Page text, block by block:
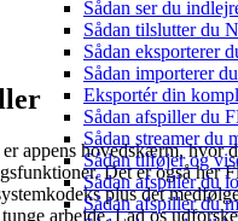
Sådan ser du
Sådan tilslutter du
Sådan eksporterer
Sådan importerer
Eksportér din
Sådan afspiller du
Sådan streamer
Sådan tilføjer og
Sådan afspiller du
Sådan afspiller du
appens hovedskærm, hvor
Det er også her
plus det
arbejde. Lad os